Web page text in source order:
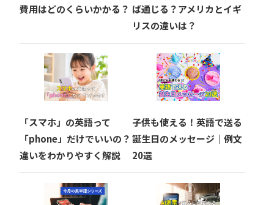
ン
費用はどのくらいかかる？ ば通じる？アメリカとイギ
リスの違いは？
「スマホ」の英語って
「phone」だけでいいの？
違いをわかりやすく解説
子供も使える！英語で送る
誕生日のメッセージ｜例文
20選